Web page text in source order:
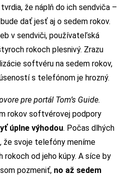
že náplň do ich sendviča –
dať jesť aj o sedem rokov.
v sendviči, používateľská
rokoch plesnivý. Zrazu
softvéru na sedem rokov,
s telefónom je hrozný.
pre portál Tom’s Guide.
rokov softvérovej podpory
úplne výhodou. Počas dlhých
že svoje telefóny meníme
od jeho kúpy. A síce by
pozmeniť, no až sedem